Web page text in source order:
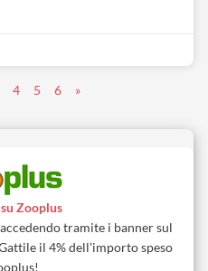
4 5 6 »
Zooplus
tramite i banner sul
il 4% dell'importo speso